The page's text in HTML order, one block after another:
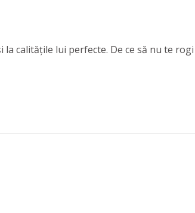
calitățile lui perfecte. De ce să nu te